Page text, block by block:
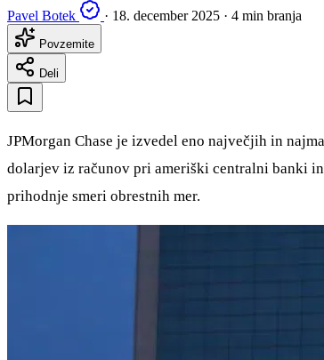
Pavel Botek
· 18. december 2025 · 4 min branja
Povzemite
Deli
JPMorgan Chase je izvedel eno največjih in
dolarjev iz računov pri ameriški centralni banki
prihodnje smeri obrestnih mer.